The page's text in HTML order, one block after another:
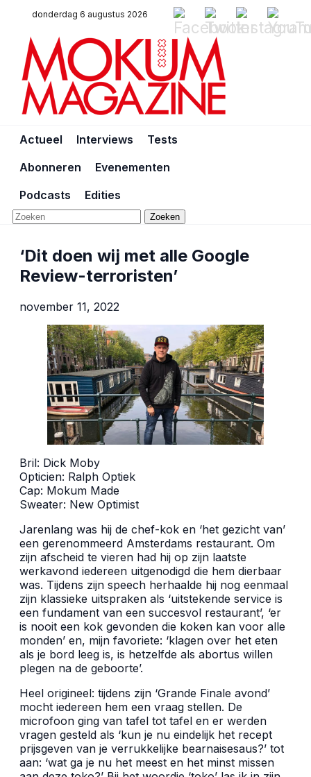
donderdag 6 augustus 2026
Actueel Interviews
Tests
Abonneren
Evenementen
Podcasts
Edities
Zoeken
‘Dit doen wij met alle Google
Review-terroristen’
november 11, 2022
Bril: Dick Moby
Opticien: Ralph Optiek
Cap: Mokum Made
Sweater: New Optimist
Jarenlang was hij de chef-kok en ‘het gezicht van’
een gerenommeerd Amsterdams restaurant. Om
zijn afscheid te vieren had hij op zijn laatste
werkavond iedereen uitgenodigd die hem dierbaar
was. Tijdens zijn speech herhaalde hij nog eenmaal
zijn klassieke uitspraken als ‘uitstekende service is
een fundament van een succesvol restaurant’, ‘er
is nooit een kok gevonden die koken kan voor alle
monden’ en, mijn favoriete: ‘klagen over het eten
als je bord leeg is, is hetzelfde als abortus willen
plegen na de geboorte’.
Heel origineel: tijdens zijn ‘Grande Finale avond’
mocht iedereen hem een vraag stellen. De
microfoon ging van tafel tot tafel en er werden
vragen gesteld als ‘kun je nu eindelijk het recept
prijsgeven van je verrukkelijke bearnaisesaus?’ tot
aan: ‘wat ga je nu het meest en het minst missen